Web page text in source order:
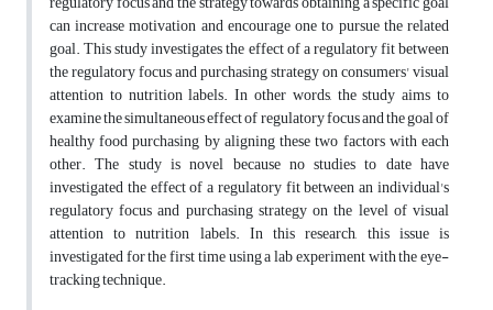
can increase motivation and encourage one to pursue the related
goal. This study investigates the effect of a regulatory fit between
the regulatory focus and purchasing strategy on consumers' visual
attention to nutrition labels. In other words, the study aims to
examine the simultaneous effect of regulatory focus and the goal of
healthy food purchasing by aligning these two factors with each
other. The study is novel because no studies to date have
investigated the effect of a regulatory fit between an individual's
regulatory focus and purchasing strategy on the level of visual
attention to nutrition labels. In this research, this issue is
investigated for the first time using a lab experiment with the eye-
tracking technique.